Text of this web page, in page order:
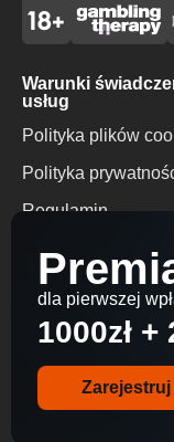
dla pierwszej
1000zł +
Zarejestruj
Warunki
usług
Polityka plików
Polityka
Regulamin
Odpowiedzialna gra
Kontakty
+1 416 714 7710
info@ninecasinos.io
© 2026 All Rights